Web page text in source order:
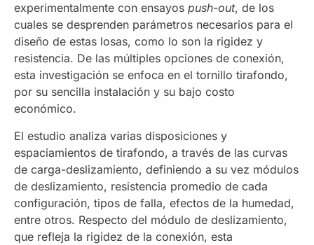
experimentalmente con ensayos push-out, de los
cuales se desprenden parámetros necesarios para el
diseño de estas losas, como lo son la rigidez y
resistencia. De las múltiples opciones de conexión,
esta investigación se enfoca en el tornillo tirafondo,
por su sencilla instalación y su bajo costo
económico.
El estudio analiza varias disposiciones y
espaciamientos de tirafondo, a través de las curvas
de carga-deslizamiento, definiendo a su vez módulos
de deslizamiento, resistencia promedio de cada
configuración, tipos de falla, efectos de la humedad,
entre otros. Respecto del módulo de deslizamiento,
que refleja la rigidez de la conexión, esta